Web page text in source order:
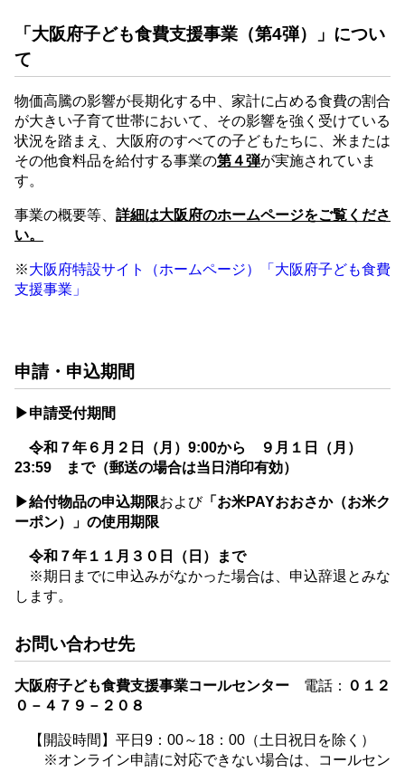
「大阪府子ども食費支援事業（第4弾）」につい
て
物価高騰の影響が長期化する中、家計に占める食費の割合
が大きい子育て世帯において、その影響を強く受けている
状況を踏まえ、大阪府のすべての子どもたちに、米または
その他食料品を給付する事業の第４弾が実施されていま
す。
事業の概要等、 詳細は大阪府のホームページをご覧くださ
い。
※大阪府特設サイト（ホームページ）「大阪府子ども食費
支援事業」
申請・申込期間
▶申請受付期間
令和７年６月２日（月）9:00から ９月１日（月）
23:59 まで（郵送の場合は当日消印有効）
▶給付物品の申込期限および「お米PAYおおさか（お米ク
ーポン）」の使用期限
令和７年１１月３０日（日）まで
※期日までに申込みがなかった場合は、申込辞退とみな
します。
お問い合わせ先
大阪府子ども食費支援事業コールセンター 電話： ０１２
０－４７９－２０８
【開設時間】平日9：00～18：00（土日祝日を除く）
※オンライン申請に対応できない場合は、コールセン